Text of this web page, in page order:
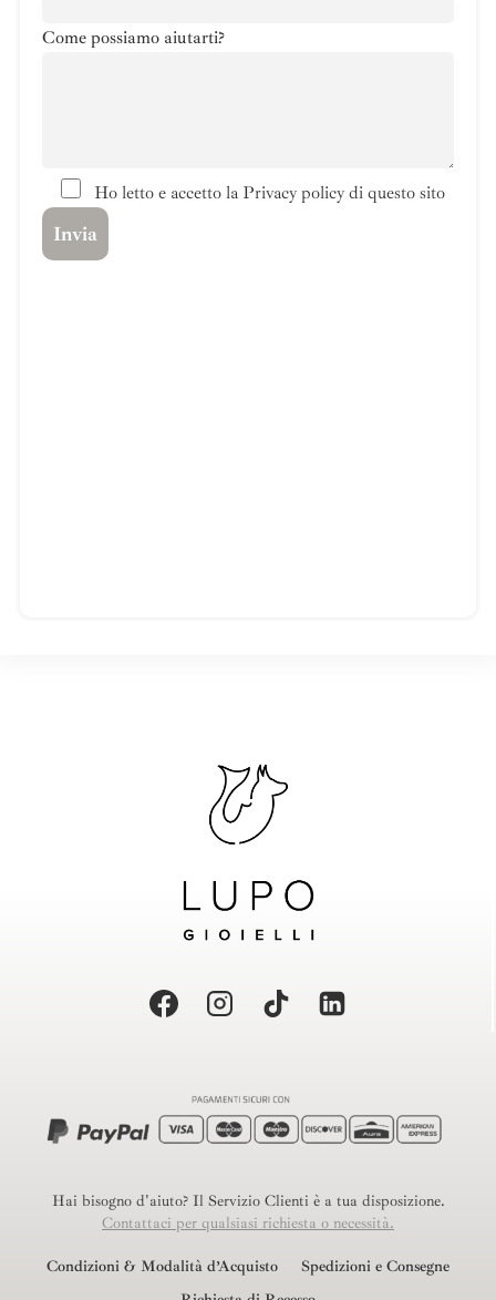
Come possiamo aiutarti?
Ho letto e accetto la Privacy policy di questo sito
Hai bisogno d'aiuto? Il Servizio Clienti è a tua disposizione.
Contattaci per qualsiasi richiesta o necessità.
Condizioni & Modalità d’Acquisto
Spedizioni e Consegne